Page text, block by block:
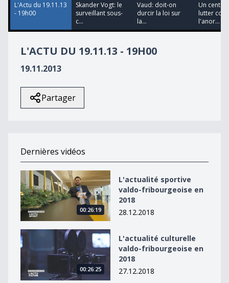
L'Actu du 19.11.13
- 19h00
Skander Vogt: le
surveillant sous-
c...
Vaud: doit-on
durcir la loi sur
la...
Un centre
lutter
l'anor...
L'ACTU DU 19.11.13 - 19H00
19.11.2013
Partager
Dernières vidéos
L&#039;actualité sportive valdo-fribourgeoise en 2018
00:26:19
L'actualité sportive
valdo-fribourgeoise en
2018
28.12.2018
L&#039;actualité culturelle valdo-fribourgeoise en
00:26:25
L'actualité culturelle
valdo-fribourgeoise en
2018
27.12.2018